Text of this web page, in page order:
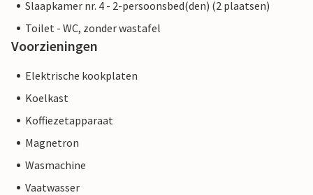
Slaapkamer nr. 4 - 2-persoonsbed(den) (2 plaatsen)
Toilet - WC, zonder wastafel
Voorzieningen
Elektrische kookplaten
Koelkast
Koffiezetapparaat
Magnetron
Wasmachine
Vaatwasser